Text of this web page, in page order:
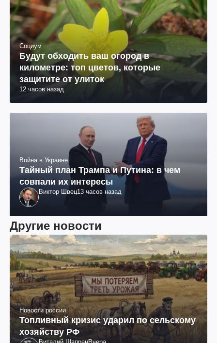
Социум
Будут обходить ваш огород в
километре: топ цветов, которые
защитите от улиток
12 часов назад
Война в Украине
Тайный план Трампа и Путина: в чем
совпали их интересы
Виктор Швец13 часов назад
Другие новости
Новости россии
Топливный кризис ударил по сельскому
хозяйству РФ
Виталий ШапранВчера